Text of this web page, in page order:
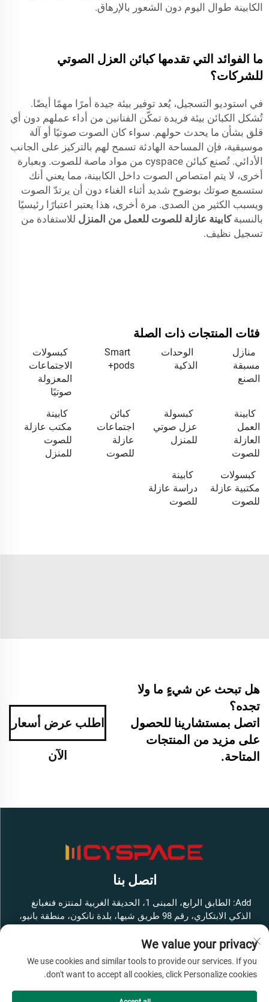
الكابينة طوال اليوم دون الشعور بالإرهاق.
ما الفوائد التي تقدمها كبائن العزل الصوتي
للشركات؟
في استوديو التسجيل، يُعد توفير بيئة جيدة أمرًا مهمًا أيضًا.
تُشكل الكبائن بيئة فريدة تمكّن الفنانين من أداء عملهم دون أي
قلق بشأن ما يحدث حولهم. سواء كان الصوت صوتيًا أو آلة
موسيقية، فإن المساحة الهادئة تسمح لهم بالتركيز على الجانب
الأدائي. تُصنع كبائن cyspace من مواد ماصة للصوت. وبعبارة
أخرى، لا يتم امتصاص الصوت داخل الكابينة، مما يعني أنك
ستسمع صوتك بوضوح شديد أثناء الغناء دون أن يرتدّ الصوت
ويسبب الكثير من الصدى. مرة أخرى، هذا يعتبر اعتبارًا رئيسيًا
بالنسبةكابينة عازلة للصوت للعمل من المنزل للاستفادة من
تسجيل نظيف.
فئات المنتجات ذات الصلة
منازل
مسبقة
الصنع
الوحدات
الذكية
Smart
pods+
كبسولات
الاجتماعات
المعزولة
صوتيًا
كابينة
العمل
العازلة
للصوت
كبسولة
عزل صوتي
للمنزل
كبائن
اجتماعات
عازلة
للصوت
كابينة
مكتب عازلة
للصوت
للمنزل
كبسولات
مكتبية عازلة
للصوت
كابينة
دراسة عازلة
للصوت
هل تبحث عن شيءٍ ما ولا
تجده؟
اتصل بمستشارينا للحصول
على مزيد من المنتجات
المتاحة.
اطلب عرض أسعار
الآن
اتصل بنا
Add: الطابق الرابع، المبنى 1، الحديقة الغربية لمنتزه فنغبانغ
الذكي الابتكاري، رقم 98 طريق شيها، بلدة نانكون، منطقة بانيو،
هاتف:+86-13316062192
البريد الإلكتروني:[email protected]
We value your privacy
We use cookies and similar tools to provide our services. If you
don't want to accept all cookies, click Personalize cookies.